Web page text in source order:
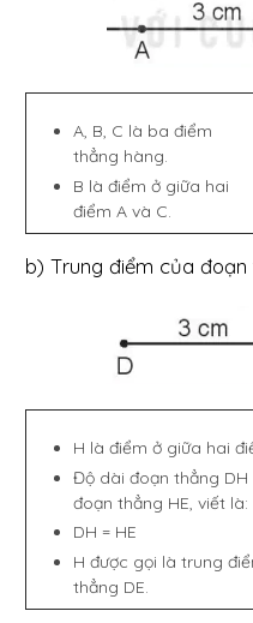
A, B, C là ba điểm
thẳng hàng.
B là điểm ở giữa hai
điểm A và C.
b) Trung điểm của đoạn
H là điểm ở giữa hai
Độ dài đoạn thẳng
đoạn thẳng HE, viết là:
DH = HE
H được gọi là trung
thẳng DE.